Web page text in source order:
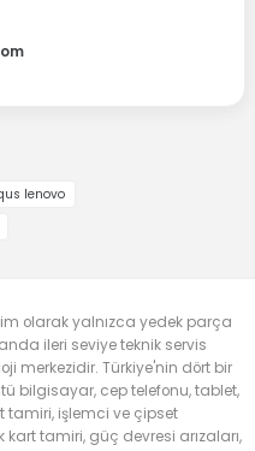
lenovo
olarak yalnızca yedek parça
ileri seviye teknik servis
merkezidir. Türkiye'nin dört bir
bilgisayar, cep telefonu, tablet,
tamiri, işlemci ve çipset
kart tamiri, güç devresi arızaları,